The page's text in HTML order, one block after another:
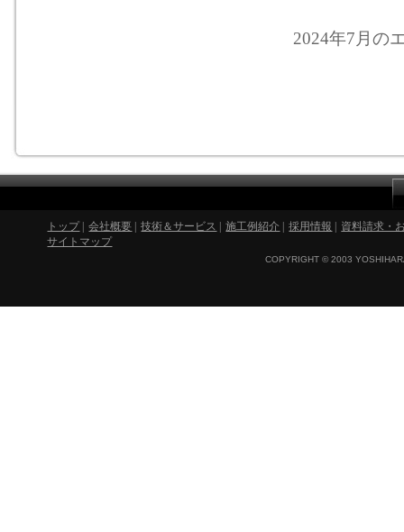
2024年7月の
トップ| 会社概要 技術＆サービス 施工例紹介 採用情報
資料請求・
サイトマップ
COPYRIGHT © 2003